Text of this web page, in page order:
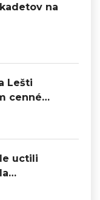
na
Lešti
cenné…
uctili